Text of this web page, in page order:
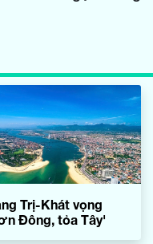
Trị-Khát vọng
Đông, tỏa Tây'